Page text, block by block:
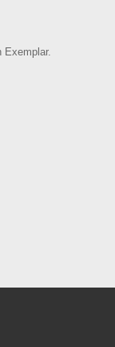
Exemplar.